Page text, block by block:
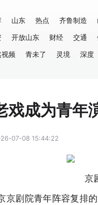
山东 热点 齐鲁制造
开放山东 财经 交通
频
青未了 灵境 深度
戏成为青年
07-08 15:44:22
京
京剧院青年阵容复排